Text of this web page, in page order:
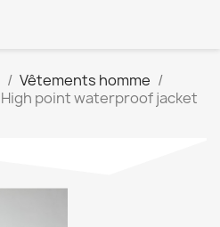
Vêtements homme
High point waterproof jacket